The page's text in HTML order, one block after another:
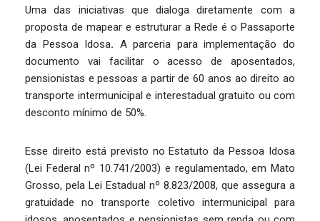
Uma das iniciativas que dialoga diretamente com a
proposta de mapear e estruturar a Rede é o Passaporte
da Pessoa Idosa. A parceria para implementação do
documento vai facilitar o acesso de aposentados,
pensionistas e pessoas a partir de 60 anos ao direito ao
transporte intermunicipal e interestadual gratuito ou com
desconto mínimo de 50%.
Esse direito está previsto no Estatuto da Pessoa Idosa
(Lei Federal nº 10.741/2003) e regulamentado, em Mato
Grosso, pela Lei Estadual nº 8.823/2008, que assegura a
gratuidade no transporte coletivo intermunicipal para